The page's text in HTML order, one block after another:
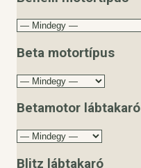
Beta motortípus
Betamotor lábtakaró
Blitz lábtakaró